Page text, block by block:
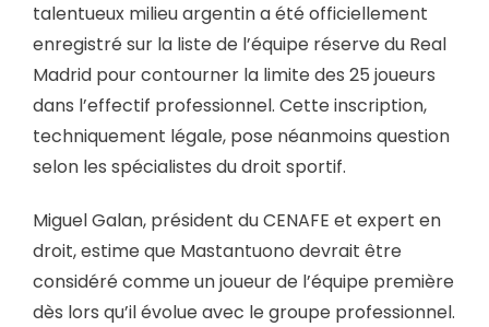
talentueux milieu argentin a été officiellement
enregistré sur la liste de l’équipe réserve du Real
Madrid pour contourner la limite des 25 joueurs
dans l’effectif professionnel. Cette inscription,
techniquement légale, pose néanmoins question
selon les spécialistes du droit sportif.
Miguel Galan, président du CENAFE et expert en
droit, estime que Mastantuono devrait être
considéré comme un joueur de l’équipe première
dès lors qu’il évolue avec le groupe professionnel.